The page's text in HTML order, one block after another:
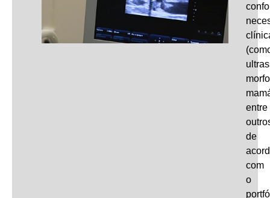
entre
de
com
o